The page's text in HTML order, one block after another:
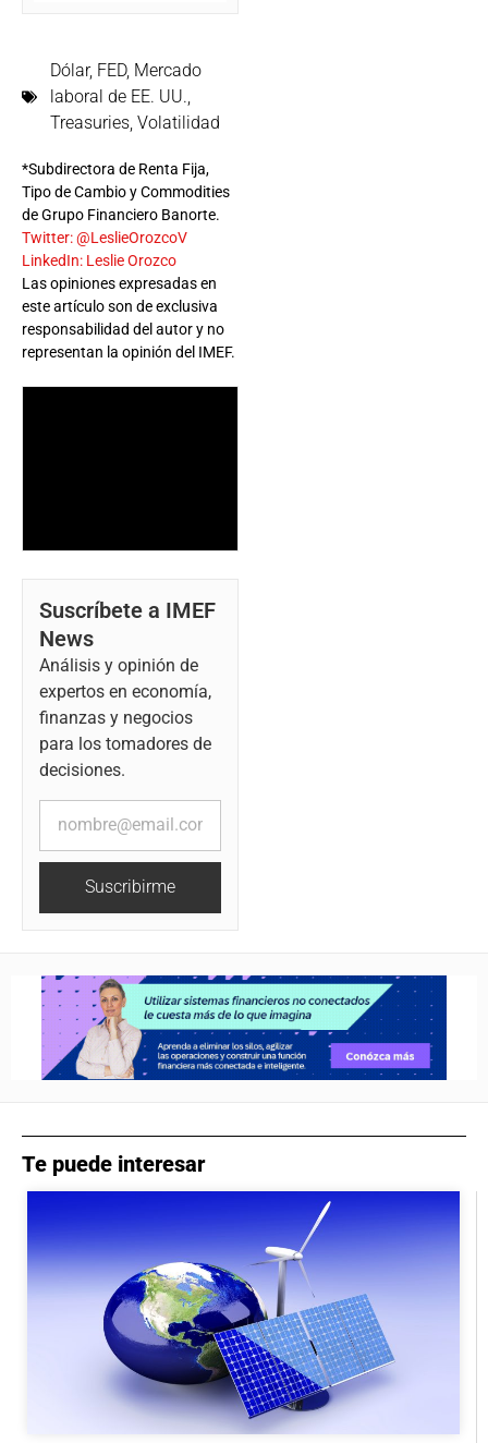
Dólar, FED, Mercado
laboral de EE. UU.,
Treasuries, Volatilidad
*Subdirectora de Renta Fija,
Tipo de Cambio y Commodities
de Grupo Financiero Banorte.
Twitter: @LeslieOrozcoV
LinkedIn: Leslie Orozco
Las opiniones expresadas en
este artículo son de exclusiva
responsabilidad del autor y no
representan la opinión del IMEF.
Suscríbete a IMEF
News
Análisis y opinión de
expertos en economía,
finanzas y negocios
para los tomadores de
decisiones.
Suscribirme
Te puede interesar